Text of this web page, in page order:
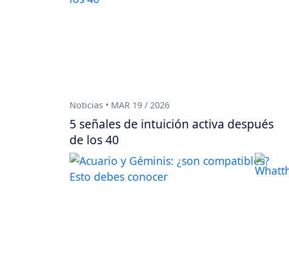
Noticias • MAR 19 / 2026
5 señales de intuición activa después
de los 40